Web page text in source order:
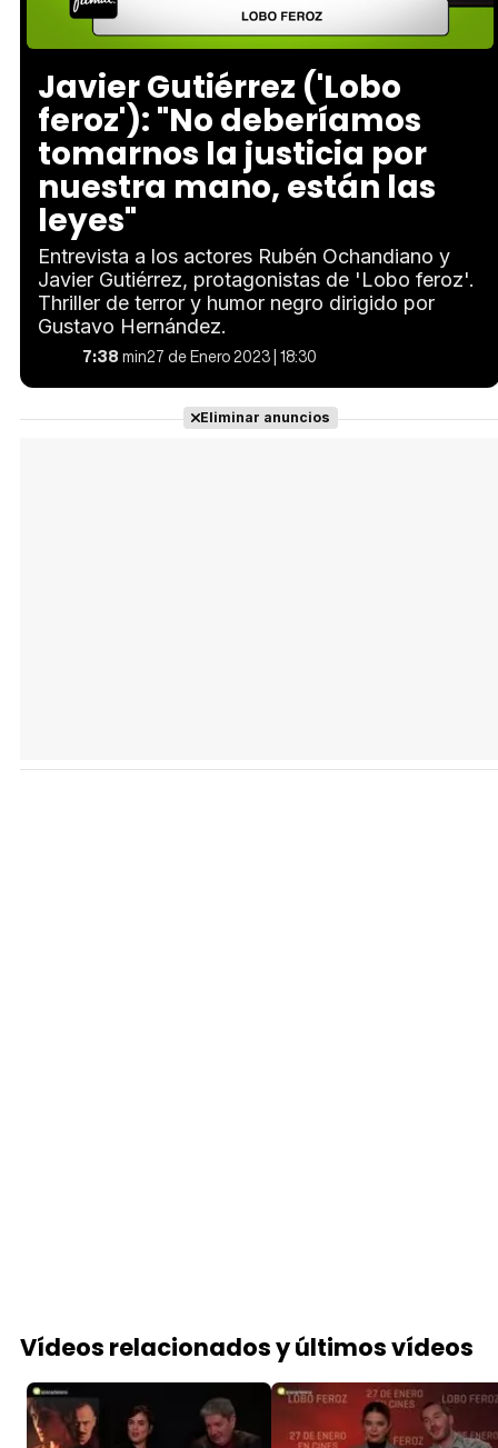
Unmute Loaded:
10.46%
Javier Gutiérrez ('Lobo
feroz'): "No deberíamos
tomarnos la justicia por
nuestra mano, están las
leyes"
Entrevista a los actores Rubén Ochandiano y
Javier Gutiérrez, protagonistas de 'Lobo feroz'.
Thriller de terror y humor negro dirigido por
Gustavo Hernández.
7:38min27 de Enero 2023 | 18:30
Eliminar anuncios
Vídeos relacionados y últimos vídeos